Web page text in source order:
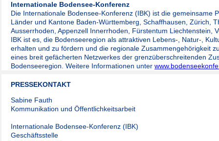
Internationale Bodensee-Konferenz
Die Internationale Bodensee-Konferenz (IBK) ist die gemeinsame
Länder und Kantone Baden-Württemberg, Schaffhausen, Zürich,
Ausserrhoden, Appenzell Innerrhoden, Fürstentum Liechtenstein,
IBK ist es, die Bodenseeregion als attraktiven Lebens-, Natur-,
erhalten und zu fördern und die regionale Zusammengehörigkeit
eines breit gefächerten Netzwerkes der grenzüberschreitenden
Bodenseeregion. Weitere Informationen unter
PRESSEKONTAKT
Sabine Fauth
Kommunikation und Öffentlichkeitsarbeit
Internationale Bodensee-Konferenz (IBK)
Geschäftsstelle